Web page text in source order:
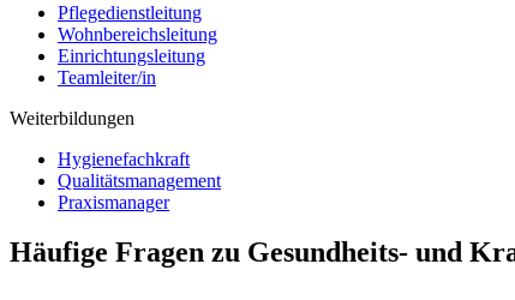
Pflegedienstleitung
Wohnbereichsleitung
Einrichtungsleitung
Teamleiter/in
Weiterbildungen
Hygienefachkraft
Qualitätsmanagement
Praxismanager
Häufige Fragen zu Gesundheits- und